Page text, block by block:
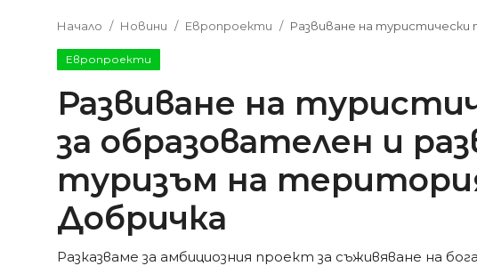
Начало Новини Европроекти Развиване на
Европроекти
Развиване на
за образователен и
туризъм на
Добричка
Разказваме за амбициозния проект за съживяване на